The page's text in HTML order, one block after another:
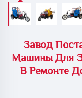
Завод
Машины Для
В Ремонте